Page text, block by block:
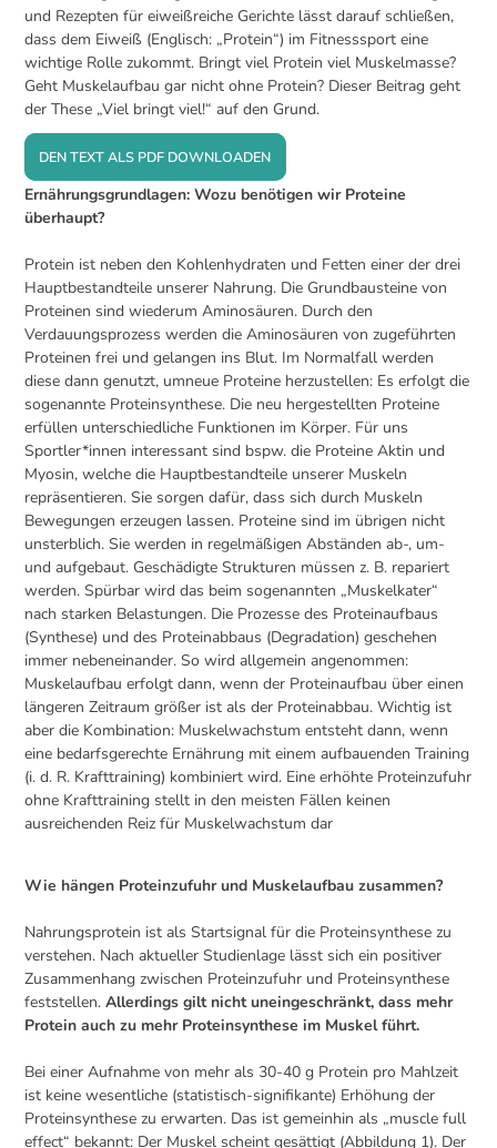
und Rezepten für eiweißreiche Gerichte lässt darauf schließen,
dass dem Eiweiß (Englisch: „Protein“) im Fitnesssport eine
wichtige Rolle zukommt. Bringt viel Protein viel Muskelmasse?
Geht Muskelaufbau gar nicht ohne Protein? Dieser Beitrag geht
der These „Viel bringt viel!“ auf den Grund.
DEN TEXT ALS PDF DOWNLOADEN
Ernährungsgrundlagen: Wozu benötigen wir Proteine
überhaupt?
Protein ist neben den Kohlenhydraten und Fetten einer der drei
Hauptbestandteile unserer Nahrung. Die Grundbausteine von
Proteinen sind wiederum Aminosäuren. Durch den
Verdauungsprozess werden die Aminosäuren von zugeführten
Proteinen frei und gelangen ins Blut. Im Normalfall werden
diese dann genutzt, umneue Proteine herzustellen: Es erfolgt die
sogenannte Proteinsynthese. Die neu hergestellten Proteine
erfüllen unterschiedliche Funktionen im Körper. Für uns
Sportler*innen interessant sind bspw. die Proteine Aktin und
Myosin, welche die Hauptbestandteile unserer Muskeln
repräsentieren. Sie sorgen dafür, dass sich durch Muskeln
Bewegungen erzeugen lassen. Proteine sind im übrigen nicht
unsterblich. Sie werden in regelmäßigen Abständen ab-, um-
und aufgebaut. Geschädigte Strukturen müssen z. B. repariert
werden. Spürbar wird das beim sogenannten „Muskelkater“
nach starken Belastungen. Die Prozesse des Proteinaufbaus
(Synthese) und des Proteinabbaus (Degradation) geschehen
immer nebeneinander. So wird allgemein angenommen:
Muskelaufbau erfolgt dann, wenn der Proteinaufbau über einen
längeren Zeitraum größer ist als der Proteinabbau. Wichtig ist
aber die Kombination: Muskelwachstum entsteht dann, wenn
eine bedarfsgerechte Ernährung mit einem aufbauenden Training
(i. d. R. Krafttraining) kombiniert wird. Eine erhöhte Proteinzufuhr
ohne Krafttraining stellt in den meisten Fällen keinen
ausreichenden Reiz für Muskelwachstum dar
Wie hängen Proteinzufuhr und Muskelaufbau zusammen?
Nahrungsprotein ist als Startsignal für die Proteinsynthese zu
verstehen. Nach aktueller Studienlage lässt sich ein positiver
Zusammenhang zwischen Proteinzufuhr und Proteinsynthese
feststellen.Allerdings gilt nicht uneingeschränkt, dass mehr
Protein auch zu mehr Proteinsynthese im Muskel führt.
Bei einer Aufnahme von mehr als 30-40 g Protein pro Mahlzeit
ist keine wesentliche (statistisch-signifikante) Erhöhung der
Proteinsynthese zu erwarten. Das ist gemeinhin als „muscle full
effect“ bekannt: Der Muskel scheint gesättigt (Abbildung 1). Der